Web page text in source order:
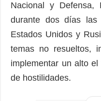
Nacional y Defensa,
durante dos días las
Estados Unidos y
temas no resueltos,
implementar un alto
de hostilidades.